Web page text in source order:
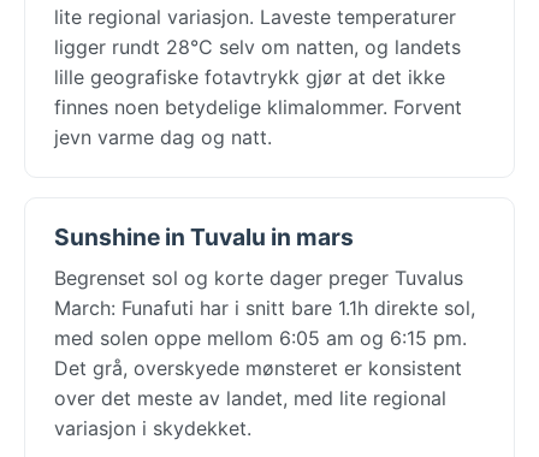
lite regional variasjon. Laveste temperaturer
ligger rundt 28°C selv om natten, og landets
lille geografiske fotavtrykk gjør at det ikke
finnes noen betydelige klimalommer. Forvent
jevn varme dag og natt.
Sunshine in Tuvalu in mars
Begrenset sol og korte dager preger Tuvalus
March: Funafuti har i snitt bare 1.1h direkte sol,
med solen oppe mellom 6:05 am og 6:15 pm.
Det grå, overskyede mønsteret er konsistent
over det meste av landet, med lite regional
variasjon i skydekket.